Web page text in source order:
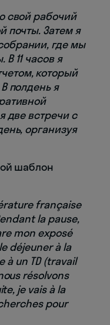
свой рабочий
почты. Затем я
где мы
11 часов я
который
полдень я
две встречи с
организуя
шаблон
française
la pause,
mon exposé
déjeuner à la
un TD (travail
résolvons
je vais à la
pour